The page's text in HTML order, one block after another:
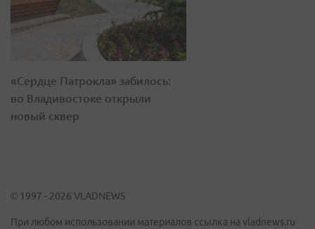
«Сердце Патрокла» забилось:
во Владивостоке открыли
новый сквер
© 1997 - 2026 VLADNEWS
При любом использовании материалов ссылка на vladnews.ru